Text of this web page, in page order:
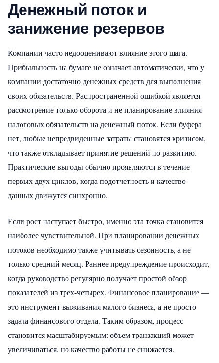
Денежный поток и
занижение резервов
Компании часто недооценивают влияние этого шага.
Прибыльность на бумаге не означает автоматически, что у
компании достаточно денежных средств для выполнения
своих обязательств. Распространенной ошибкой является
рассмотрение только оборота и не планирование влияния
налоговых обязательств на денежный поток. Если буфера
нет, любые непредвиденные затраты становятся кризисом,
что также откладывает принятие решений по развитию.
Практические выгоды обычно проявляются в течение
первых двух циклов, когда подотчетность и качество
данных движутся синхронно.
Если рост наступает быстро, именно эта точка становится
наиболее чувствительной. При планировании денежных
потоков необходимо также учитывать сезонность, а не
только средний месяц. Раннее предупреждение происходит,
когда руководство регулярно получает простой обзор
показателей из трех-четырех. Финансовое планирование —
это инструмент выживания малого бизнеса, а не просто
задача финансового отдела. Таким образом, процесс
становится масштабируемым: объем транзакций может
увеличиваться, но качество работы не снижается.